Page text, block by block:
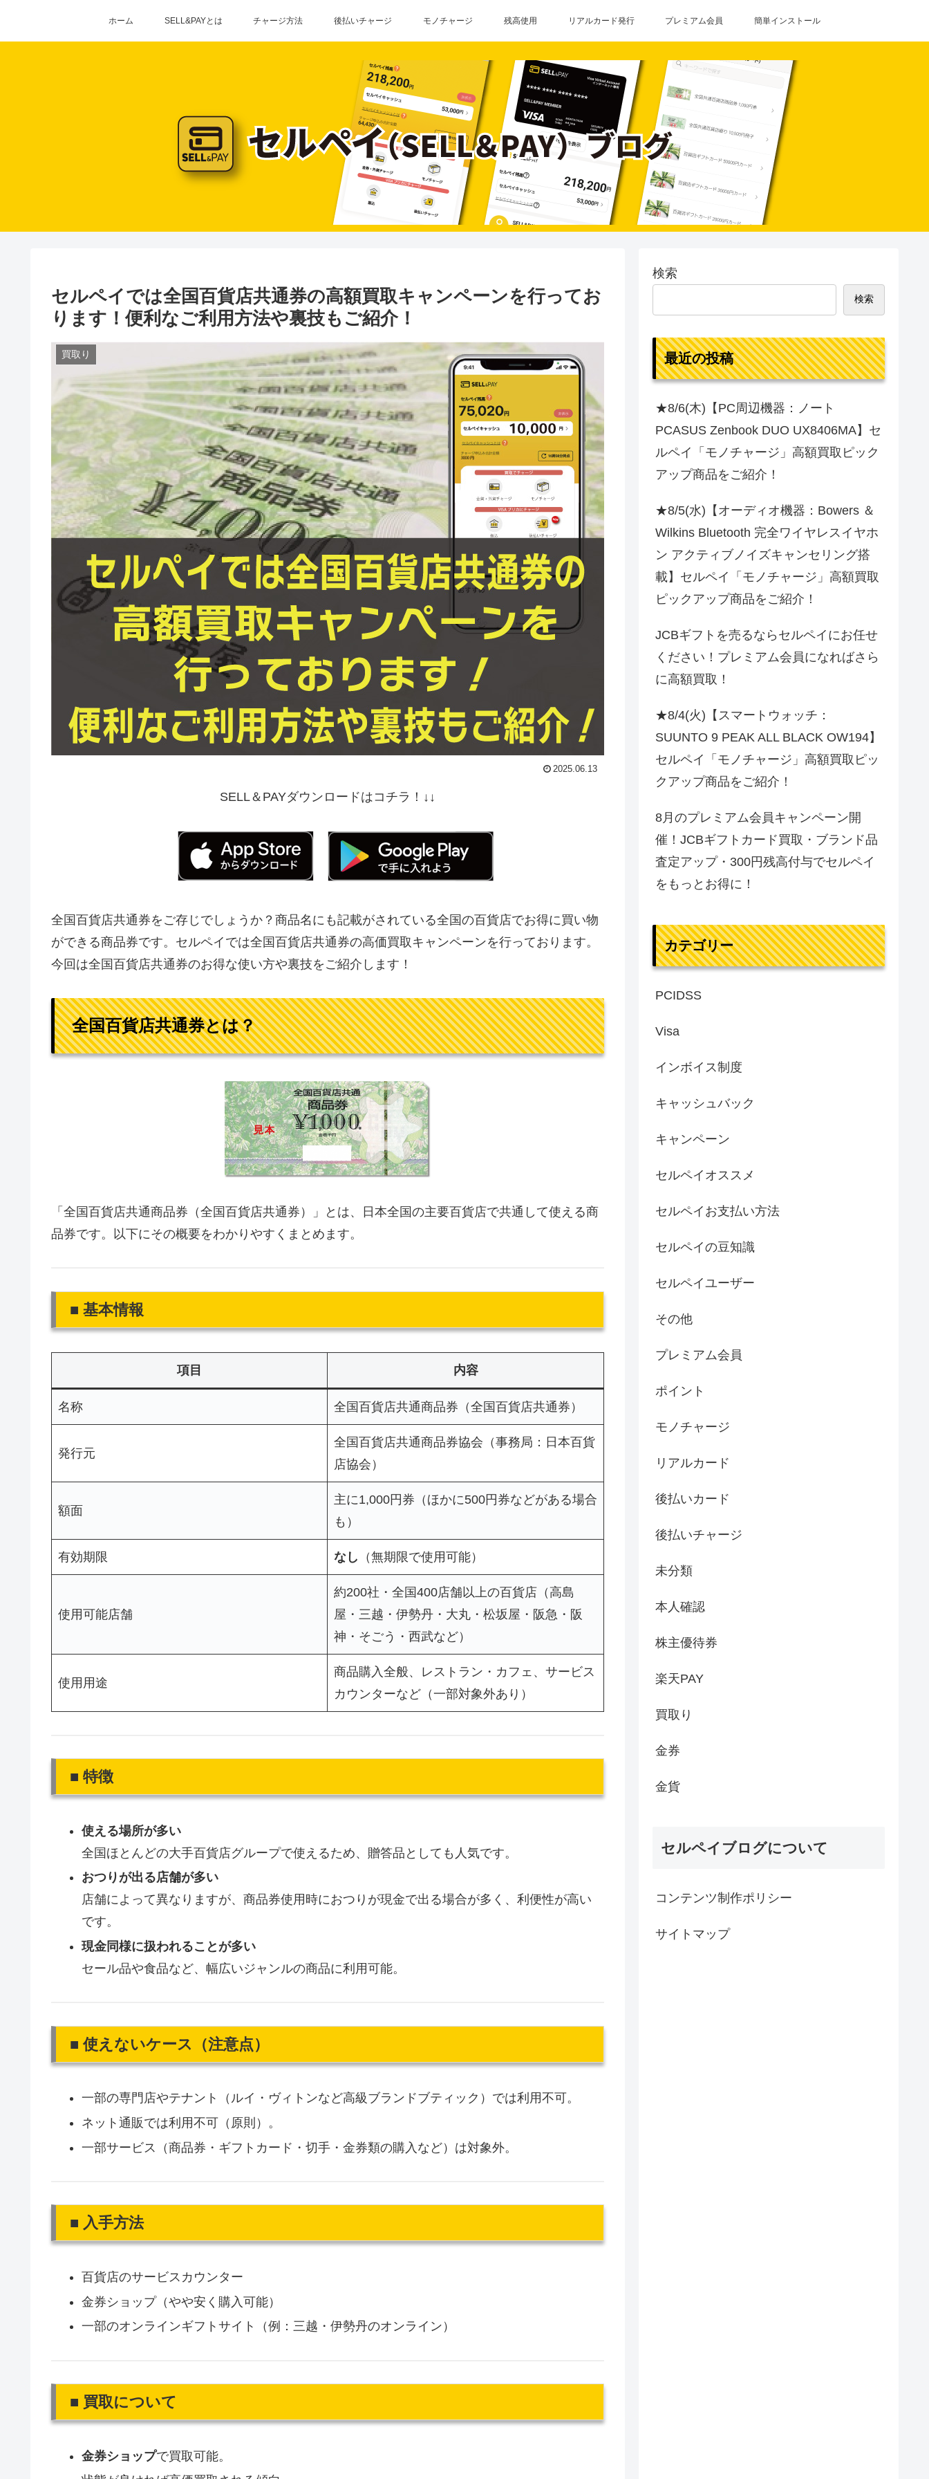
ホーム SELL&PAYとは チャージ方法 後払いチャージ モノチャージ 残高使用 リアルカード発行 プレミアム会員 簡単インストール
セルペイでは全国百貨店共通券の高額買取キャンペーンを行ってお
ります！便利なご利用方法や裏技もご紹介！
買取り
2025.06.13
SELL＆PAYダウンロードはコチラ！↓↓
全国百貨店共通券をご存じでしょうか？商品名にも記載がされている全国の百貨店でお得に買い物
ができる商品券です。セルペイでは全国百貨店共通券の高価買取キャンペーンを行っております。
今回は全国百貨店共通券のお得な使い方や裏技をご紹介します！
全国百貨店共通券とは？
「全国百貨店共通商品券（全国百貨店共通券）」とは、日本全国の主要百貨店で共通して使える商
品券です。以下にその概要をわかりやすくまとめます。
■ 基本情報
項目 内容
名称 全国百貨店共通商品券（全国百貨店共通券）
発行元
全国百貨店共通商品券協会（事務局：日本百貨
店協会）
額面
主に1,000円券（ほかに500円券などがある場合
も）
有効期限 なし （無期限で使用可能）
使用可能店舗
約200社・全国400店舗以上の百貨店（高島
屋・三越・伊勢丹・大丸・松坂屋・阪急・阪
神・そごう・西武など）
使用用途
商品購入全般、レストラン・カフェ、サービス
カウンターなど（一部対象外あり）
■ 特徴
使える場所が多い
全国ほとんどの大手百貨店グループで使えるため、贈答品としても人気です。
おつりが出る店舗が多い
店舗によって異なりますが、商品券使用時におつりが現金で出る場合が多く、利便性が高い
です。
現金同様に扱われることが多い
セール品や食品など、幅広いジャンルの商品に利用可能。
■ 使えないケース（注意点）
一部の専門店やテナント（ルイ・ヴィトンなど高級ブランドブティック）では利用不可。
ネット通販では利用不可（原則）。
一部サービス（商品券・ギフトカード・切手・金券類の購入など）は対象外。
■ 入手方法
百貨店のサービスカウンター
金券ショップ（やや安く購入可能）
一部のオンラインギフトサイト（例：三越・伊勢丹のオンライン）
■ 買取について
金券ショップで買取可能。
検索
検索
最近の投稿
★8/6(木)【PC周辺機器：ノート
PCASUS Zenbook DUO UX8406MA】セ
ルペイ「モノチャージ」高額買取ピック
アップ商品をご紹介！
★8/5(水)【オーディオ機器：Bowers ＆
Wilkins Bluetooth 完全ワイヤレスイヤホ
ン アクティブノイズキャンセリング搭
載】セルペイ「モノチャージ」高額買取
ピックアップ商品をご紹介！
JCBギフトを売るならセルペイにお任せ
ください！プレミアム会員になればさら
に高額買取！
★8/4(火)【スマートウォッチ：
SUUNTO 9 PEAK ALL BLACK OW194】
セルペイ「モノチャージ」高額買取ピッ
クアップ商品をご紹介！
8月のプレミアム会員キャンペーン開
催！JCBギフトカード買取・ブランド品
査定アップ・300円残高付与でセルペイ
をもっとお得に！
カテゴリー
PCIDSS
Visa
インボイス制度
キャッシュバック
キャンペーン
セルペイオススメ
セルペイお支払い方法
セルペイの豆知識
セルペイユーザー
その他
プレミアム会員
ポイント
モノチャージ
リアルカード
後払いカード
後払いチャージ
未分類
本人確認
株主優待券
楽天PAY
買取り
金券
金貨
セルペイブログについて
コンテンツ制作ポリシー
サイトマップ